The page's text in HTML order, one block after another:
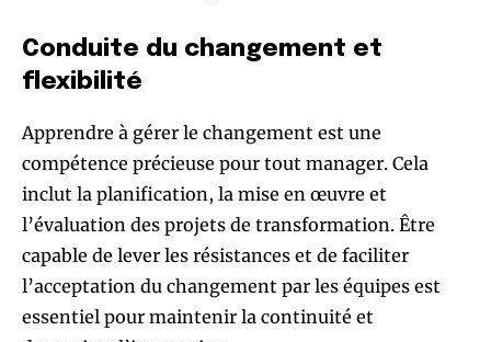
Conduite du changement et
flexibilité
Apprendre à gérer le changement est une
compétence précieuse pour tout manager. Cela
inclut la planification, la mise en œuvre et
l’évaluation des projets de transformation. Être
capable de lever les résistances et de faciliter
l’acceptation du changement par les équipes est
essentiel pour maintenir la continuité et